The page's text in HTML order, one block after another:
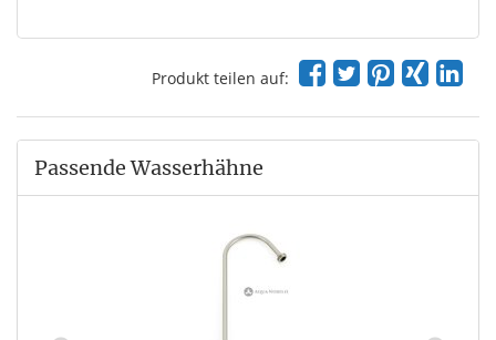
Produkt teilen auf:
Passende Wasserhähne